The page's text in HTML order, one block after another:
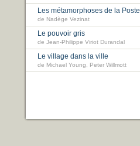
Les métamorphoses de la Poste
de Nadège Vezinat
Le pouvoir gris
de Jean-Philippe Viriot Durandal
Le village dans la ville
de Michael Young, Peter Willmott